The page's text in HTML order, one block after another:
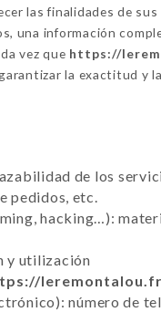
las finalidades de
una información
vez que https://
la exactitud y
de los
pedidos, etc.
hacking…):
y utilización
leremontalou.fr
número de